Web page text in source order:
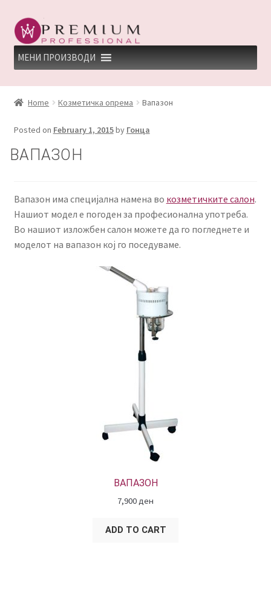
Skip
to
navigation
Skip
to
content
МЕНИ ПРОИЗВОДИ
HOME
REFUND AND RETURNS POLICY
ДЕПИЛАЦИЈА
КЕРАТИНСКИ ТРЕМАН BY KYANA QUEEN
НАШИ БРЕНДОВИ ЗА КОЗМЕТИКА И ФРИЗЕРАЈ
Home Козметичка опрема Вапазон
Posted on February 1, 2015by Гонца
ВАПАЗОН
Вапазон има специјална намена во козметичките салон.
Нашиот модел е погоден за професионална употреба.
Во нашиот изложбен салон можете да го погледнете и
моделот на вапазон кој го поседуваме.
ВАПАЗОН
7,900 ден
ADD TO CART